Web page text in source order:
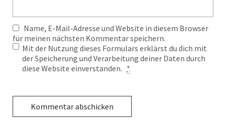
Name, E-Mail-Adresse und Website in diesem Browser
für meinen nächsten Kommentar speichern.
Mit der Nutzung dieses Formulars erklärst du dich mit
der Speicherung und Verarbeitung deiner Daten durch
diese Website einverstanden. *